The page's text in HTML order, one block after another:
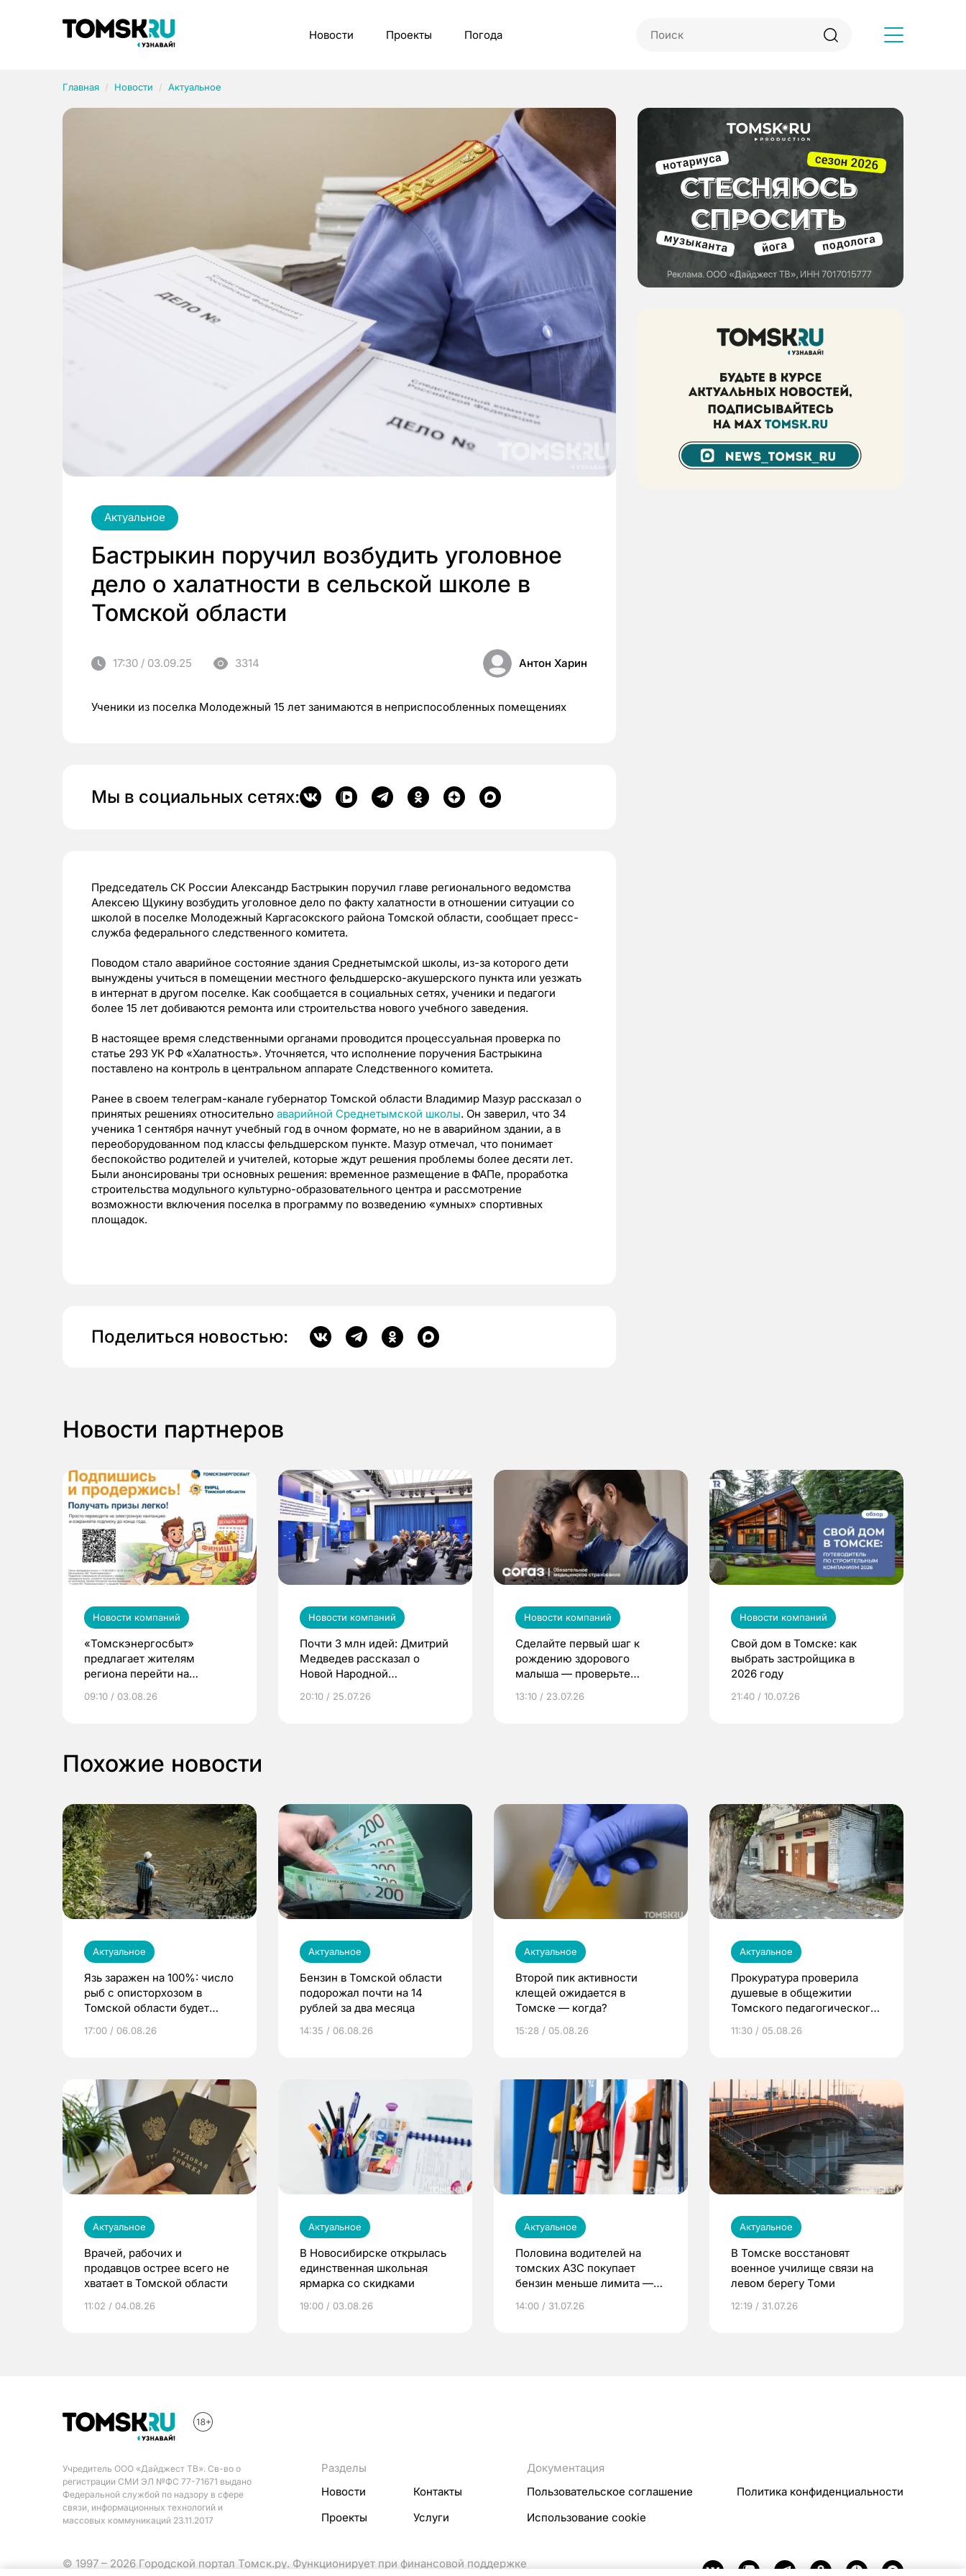
Новости Проекты Погода
Главная Новости Актуальное
Актуальное
Бастрыкин поручил возбудить уголовное
дело о халатности в сельской школе в
Томской области
17:30 / 03.09.25 3314 Антон Харин
Ученики из поселка Молодежный 15 лет занимаются в неприспособленных помещениях
Мы в социальных сетях:
Председатель СК России Александр Бастрыкин поручил главе регионального ведомства
Алексею Щукину возбудить уголовное дело по факту халатности в отношении ситуации со
школой в поселке Молодежный Каргасокского района Томской области, сообщает пресс-
служба федерального следственного комитета.
Поводом стало аварийное состояние здания Среднетымской школы, из-за которого дети
вынуждены учиться в помещении местного фельдшерско-акушерского пункта или уезжать
в интернат в другом поселке. Как сообщается в социальных сетях, ученики и педагоги
более 15 лет добиваются ремонта или строительства нового учебного заведения.
В настоящее время следственными органами проводится процессуальная проверка по
статье 293 УК РФ «Халатность». Уточняется, что исполнение поручения Бастрыкина
поставлено на контроль в центральном аппарате Следственного комитета.
Ранее в своем телеграм-канале губернатор Томской области Владимир Мазур рассказал о
принятых решениях относительно аварийной Среднетымской школы. Он заверил, что 34
ученика 1 сентября начнут учебный год в очном формате, но не в аварийном здании, а в
переоборудованном под классы фельдшерском пункте. Мазур отмечал, что понимает
беспокойство родителей и учителей, которые ждут решения проблемы более десяти лет.
Были анонсированы три основных решения: временное размещение в ФАПе, проработка
строительства модульного культурно-образовательного центра и рассмотрение
возможности включения поселка в программу по возведению «умных» спортивных
площадок.
Поделиться новостью:
Новости партнеров
Новости компаний
«Томскэнергосбыт»
предлагает жителям
региона перейти на
выиграть призы
09:10 / 03.08.26
Новости компаний
Почти 3 млн идей: Дмитрий
Медведев рассказал о
Новой Народной
20:10 / 25.07.26
Новости компаний
Сделайте первый шаг к
рождению здорового
малыша — проверьте
по ОМС!
13:10 / 23.07.26
Новости компаний
Свой дом в Томске: как
выбрать застройщика в
2026 году
21:40 / 10.07.26
Похожие новости
Актуальное
Язь заражен на 100%: число
рыб с описторхозом в
Томской области будет
17:00 / 06.08.26
Актуальное
Бензин в Томской области
подорожал почти на 14
рублей за два месяца
14:35 / 06.08.26
Актуальное
Второй пик активности
клещей ожидается в
Томске — когда?
15:28 / 05.08.26
Актуальное
Прокуратура проверила
душевые в общежитии
Томского педагогического
11:30 / 05.08.26
Актуальное
Врачей, рабочих и
продавцов острее всего не
хватает в Томской области
11:02 / 04.08.26
Актуальное
В Новосибирске открылась
единственная школьная
ярмарка со скидками
19:00 / 03.08.26
Актуальное
Половина водителей на
томских АЗС покупает
бензин меньше лимита —
14:00 / 31.07.26
Актуальное
В Томске восстановят
военное училище связи на
левом берегу Томи
12:19 / 31.07.26
Учредитель ООО «Дайджест ТВ». Св-во о
регистрации СМИ ЭЛ №ФС 77-71671 выдано
Федеральной службой по надзору в сфере
связи, информационных технологий и
массовых коммуникаций 23.11.2017
Разделы
Новости
Контакты
Проекты
Услуги
Документация
Пользовательское соглашение
Политика конфиденциальности
Использование cookie
© 1997 – 2026 Городской портал Томск.ру. Функционирует при финансовой поддержке
Рубрики